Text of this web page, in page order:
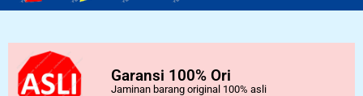
Garansi 100% Ori
Jaminan barang original 100% asli